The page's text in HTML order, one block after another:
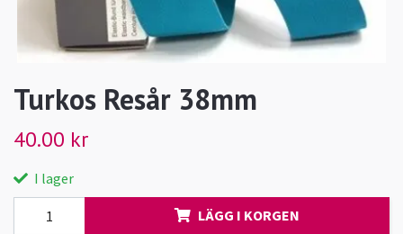
Turkos Resår 38mm
40.00 kr
I lager
LÄGG I KORGEN